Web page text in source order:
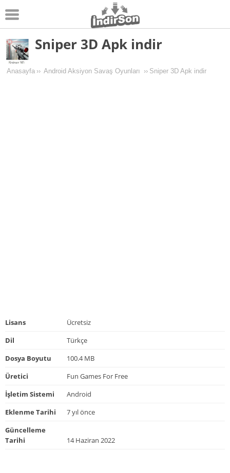
Android
Pc Oyunları
Sniper 3D Apk indir
Anasayfa ›› Android Aksiyon Savaş Oyunları ›› Sniper 3D Apk indir
Lisans
Ücretsiz
Dil
Türkçe
Dosya Boyutu
100.4 MB
Üretici
Fun Games For Free
İşletim Sistemi
Android
Eklenme Tarihi
7 yıl önce
Güncelleme
Tarihi
14 Haziran 2022